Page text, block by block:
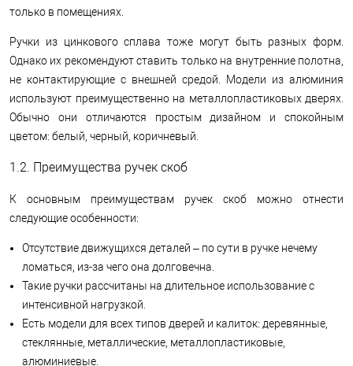
только в помещениях.
Ручки из цинкового сплава тоже могут быть разных форм.
Однако их рекомендуют ставить только на внутренние полотна,
не контактирующие с внешней средой. Модели из алюминия
используют преимущественно на металлопластиковых дверях.
Обычно они отличаются простым дизайном и спокойным
цветом: белый, черный, коричневый.
1.2. Преимущества ручек скоб
К основным преимуществам ручек скоб можно отнести
следующие особенности:
Отсутствие движущихся деталей – по сути в ручке нечему
ломаться, из-за чего она долговечна.
Такие ручки рассчитаны на длительное использование с
интенсивной нагрузкой.
Есть модели для всех типов дверей и калиток: деревянные,
стеклянные, металлические, металлопластиковые,
алюминиевые.